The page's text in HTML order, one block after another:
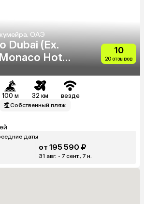
ОАЭ
Dubai (Ex.
Hotel)
10
20 отзывов
100 м 32 км везде
Собственный пляж
даты
от 195 590 ₽
31 авг. - 7 сент., 7 н.